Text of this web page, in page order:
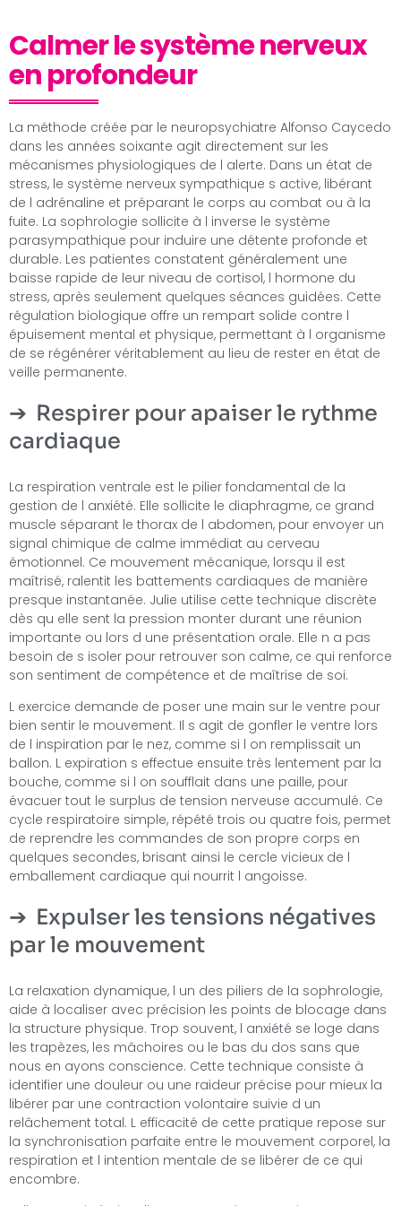
Calmer le système nerveux
en profondeur
La méthode créée par le neuropsychiatre Alfonso Caycedo
dans les années soixante agit directement sur les
mécanismes physiologiques de l alerte. Dans un état de
stress, le système nerveux sympathique s active, libérant
de l adrénaline et préparant le corps au combat ou à la
fuite. La sophrologie sollicite à l inverse le système
parasympathique pour induire une détente profonde et
durable. Les patientes constatent généralement une
baisse rapide de leur niveau de cortisol, l hormone du
stress, après seulement quelques séances guidées. Cette
régulation biologique offre un rempart solide contre l
épuisement mental et physique, permettant à l organisme
de se régénérer véritablement au lieu de rester en état de
veille permanente.
Respirer pour apaiser le rythme
cardiaque
La respiration ventrale est le pilier fondamental de la
gestion de l anxiété. Elle sollicite le diaphragme, ce grand
muscle séparant le thorax de l abdomen, pour envoyer un
signal chimique de calme immédiat au cerveau
émotionnel. Ce mouvement mécanique, lorsqu il est
maîtrisé, ralentit les battements cardiaques de manière
presque instantanée. Julie utilise cette technique discrète
dès qu elle sent la pression monter durant une réunion
importante ou lors d une présentation orale. Elle n a pas
besoin de s isoler pour retrouver son calme, ce qui renforce
son sentiment de compétence et de maîtrise de soi.
L exercice demande de poser une main sur le ventre pour
bien sentir le mouvement. Il s agit de gonfler le ventre lors
de l inspiration par le nez, comme si l on remplissait un
ballon. L expiration s effectue ensuite très lentement par la
bouche, comme si l on soufflait dans une paille, pour
évacuer tout le surplus de tension nerveuse accumulé. Ce
cycle respiratoire simple, répété trois ou quatre fois, permet
de reprendre les commandes de son propre corps en
quelques secondes, brisant ainsi le cercle vicieux de l
emballement cardiaque qui nourrit l angoisse.
Expulser les tensions négatives
par le mouvement
La relaxation dynamique, l un des piliers de la sophrologie,
aide à localiser avec précision les points de blocage dans
la structure physique. Trop souvent, l anxiété se loge dans
les trapèzes, les mâchoires ou le bas du dos sans que
nous en ayons conscience. Cette technique consiste à
identifier une douleur ou une raideur précise pour mieux la
libérer par une contraction volontaire suivie d un
relâchement total. L efficacité de cette pratique repose sur
la synchronisation parfaite entre le mouvement corporel, la
respiration et l intention mentale de se libérer de ce qui
encombre.